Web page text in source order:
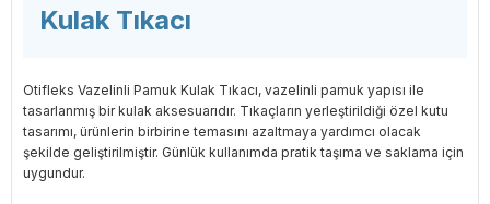
Kulak Tıkacı
Otifleks Vazelinli Pamuk Kulak Tıkacı, vazelinli pamuk yapısı ile
tasarlanmış bir kulak aksesuarıdır. Tıkaçların yerleştirildiği özel kutu
tasarımı, ürünlerin birbirine temasını azaltmaya yardımcı olacak
şekilde geliştirilmiştir. Günlük kullanımda pratik taşıma ve saklama için
uygundur.